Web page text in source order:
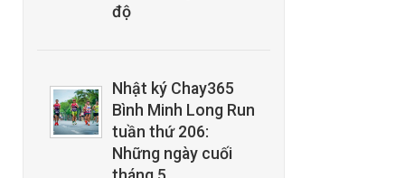
độ
Nhật ký Chay365
Bình Minh Long Run
tuần thứ 206:
Những ngày cuối